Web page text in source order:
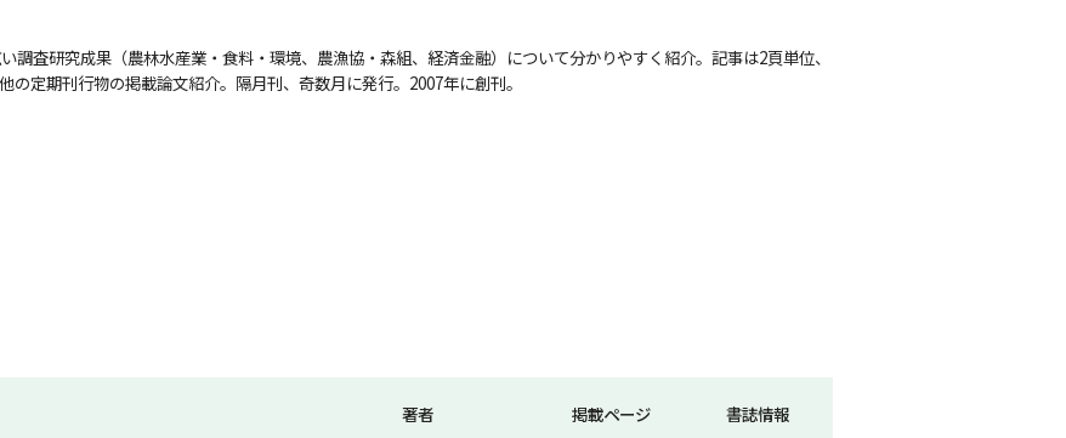
調査研究成果（農林水産業・食料・環境、農漁協・森組、経済金融）について分かりやすく紹介。記事は2頁単位、
定期刊行物の掲載論文紹介。隔月刊、奇数月に発行。2007年に創刊。
著者 掲載ページ 書誌情報